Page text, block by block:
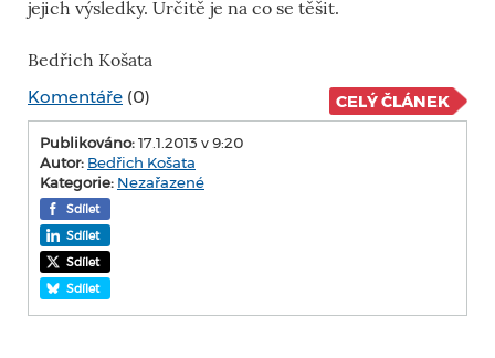
jejich výsledky. Určitě je na co se těšit.
Bedřich Košata
Komentáře (0) CELÝ ČLÁNEK
Publikováno:17.1.2013 v 9:20
Autor: Bedřich Košata
Kategorie: Nezařazené
Sdílet
Sdílet
Sdílet
Sdílet